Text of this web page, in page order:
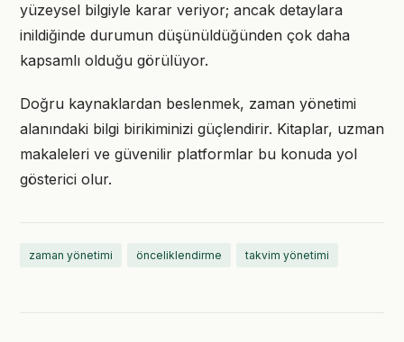
yüzeysel bilgiyle karar veriyor; ancak detaylara
inildiğinde durumun düşünüldüğünden çok daha
kapsamlı olduğu görülüyor.
Doğru kaynaklardan beslenmek, zaman yönetimi
alanındaki bilgi birikiminizi güçlendirir. Kitaplar, uzman
makaleleri ve güvenilir platformlar bu konuda yol
gösterici olur.
zaman yönetimi önceliklendirme takvim yönetimi